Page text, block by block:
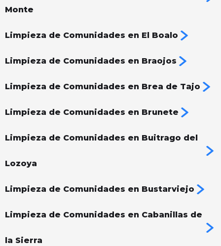
Monte
Limpieza de Comunidades en El Boalo
Limpieza de Comunidades en Braojos
Limpieza de Comunidades en Brea de Tajo
Limpieza de Comunidades en Brunete
Limpieza de Comunidades en Buitrago del
Lozoya
Limpieza de Comunidades en Bustarviejo
Limpieza de Comunidades en Cabanillas de
la Sierra